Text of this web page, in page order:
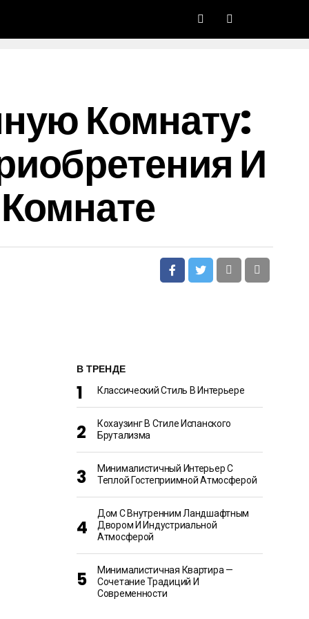
Комнату:
И
В ТРЕНДЕ
Классический Стиль В Интерьере
Кохаузинг В Стиле Испанского
Брутализма
Минималистичный Интерьер С
Теплой Гостеприимной Атмосферой
Дом С Внутренним Ландшафтным
Двором И Индустриальной
Атмосферой
Минималистичная Квартира —
Сочетание Традиций И
Современности